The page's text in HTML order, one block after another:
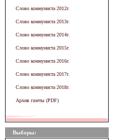
Слово коммуниста 2012г.
Слово коммуниста 2013г.
Слово коммуниста 2014г.
Слово коммуниста 2015г.
Слово коммуниста 2016г.
Слово коммуниста 2017г.
Слово коммуниста 2018г.
Архив газеты (PDF)
Выборы: